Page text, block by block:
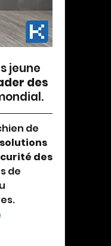
jeune
des
de
solutions
des
de